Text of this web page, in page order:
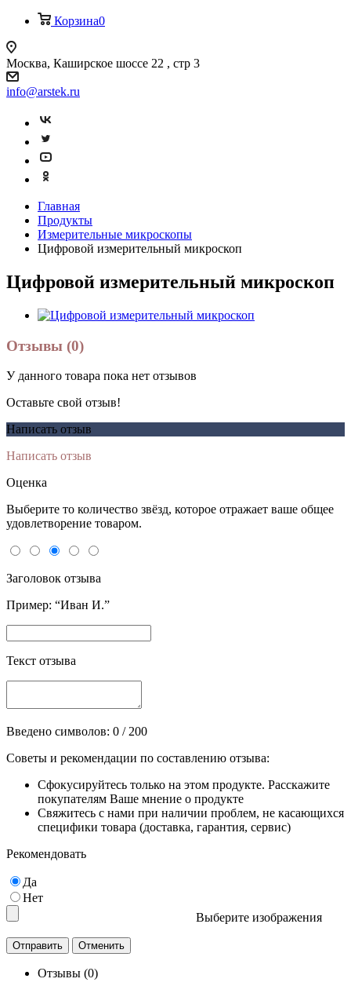
Корзина0
Москва, Каширское шоссе 22 , стр 3
info@arstek.ru
Главная
Продукты
Измерительные микроскопы
Цифровой измерительный микроскоп
Цифровой измерительный микроскоп
Отзывы (0)
У данного товара пока нет отзывов
Оставьте свой отзыв!
Написать отзыв
Написать отзыв
Оценка
Выберите то количество звёзд, которое отражает ваше общее
удовлетворение товаром.
Заголовок отзыва
Пример: “Иван И.”
Текст отзыва
Введено символов: 0 / 200
Советы и рекомендации по составлению отзыва:
Сфокусируйтесь только на этом продукте. Расскажите
покупателям Ваше мнение о продукте
Свяжитесь с нами при наличии проблем, не касающихся
специфики товара (доставка, гарантия, сервис)
Рекомендовать
Да
Нет
Выберите изображения
Отзывы (0)